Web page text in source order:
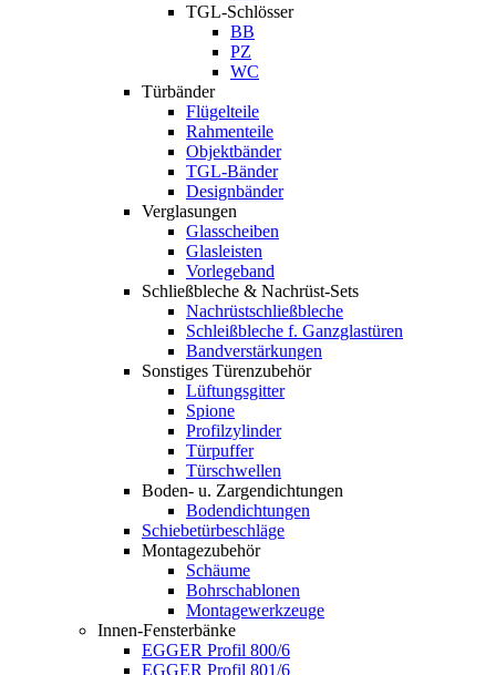
TGL-Schlösser
BB
PZ
WC
Türbänder
Flügelteile
Rahmenteile
Objektbänder
TGL-Bänder
Designbänder
Verglasungen
Glasscheiben
Glasleisten
Vorlegeband
Schließbleche & Nachrüst-Sets
Nachrüstschließbleche
Schleißbleche f. Ganzglastüren
Bandverstärkungen
Sonstiges Türenzubehör
Lüftungsgitter
Spione
Profilzylinder
Türpuffer
Türschwellen
Boden- u. Zargendichtungen
Bodendichtungen
Schiebetürbeschläge
Montagezubehör
Schäume
Bohrschablonen
Montagewerkzeuge
Innen-Fensterbänke
EGGER Profil 800/6
EGGER Profil 801/6